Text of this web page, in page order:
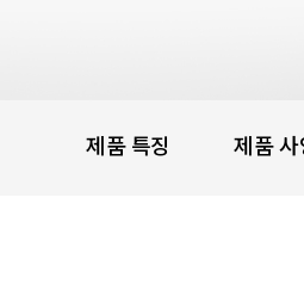
제품 특징 제품 사